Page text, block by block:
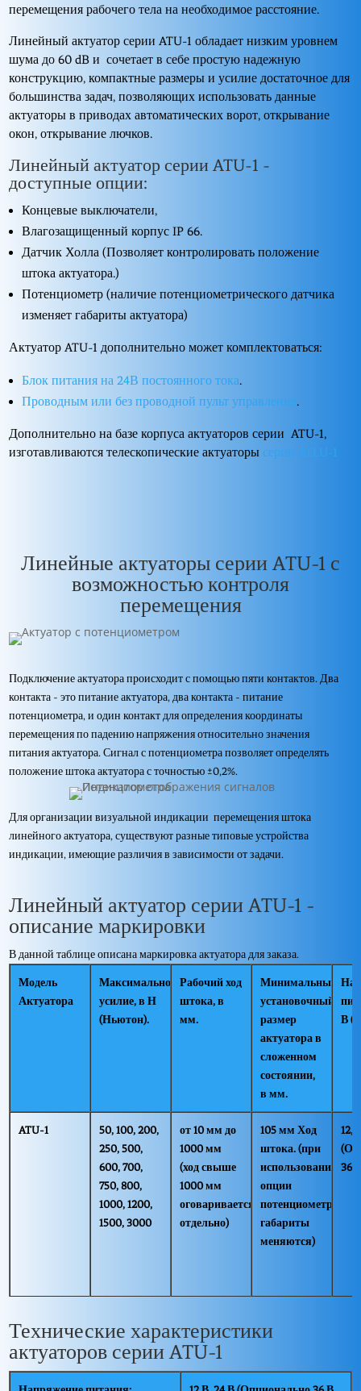
перемещения рабочего тела на необходимое расстояние.
Линейный актуатор серии ATU-1 обладает низким уровнем
шума до 60 dB и сочетает в себе простую надежную
конструкцию, компактные размеры и усилие достаточное для
большинства задач, позволяющих использовать данные
актуаторы в приводах автоматических ворот, открывание
окон, открывание лючков.
Линейный актуатор серии ATU-1 -
доступные опции:
Концевые выключатели,
Влагозащищенный корпус IP 66.
Датчик Холла (Позволяет контролировать положение
штока актуатора.)
Потенциометр (наличие потенциометрического датчика
изменяет габариты актуатора)
Актуатор ATU-1 дополнительно может комплектоваться:
Блок питания на 24В постоянного тока.
Проводным или без проводной пульт управления.
Дополнительно на базе корпуса актуаторов серии ATU-1,
изготавливаются телескопические актуаторы серии ATLU-1
Линейные актуаторы серии ATU-1 с
возможностью контроля
перемещения
Подключение актуатора происходит с помощью пяти контактов. Два
контакта - это питание актуатора, два контакта - питание
потенциометра, и один контакт для определения координаты
перемещения по падению напряжения относительно значения
питания актуатора. Сигнал с потенциометра позволяет определять
положение штока актуатора с точностью ±0,2%.
Для организации визуальной индикации перемещения штока
линейного актуатора, существуют разные типовые устройства
индикации, имеющие различия в зависимости от задачи.
Линейный актуатор серии ATU-1 -
описание маркировки
В данной таблице описана маркировка актуатора для заказа.
Модель
Актуатора
Максимально
усилие, в Н
(Ньютон).
Рабочий ход
штока, в
мм.
Минимальный
установочный
размер
актуатора в
сложенном
состоянии,
в мм.
В
ATU-1
50, 100, 200,
250, 500,
600, 700,
750, 800,
1000, 1200,
1500, 3000
от 10 мм до
1000 мм
(ход свыше
1000 мм
оговаривается
отдельно)
105 мм Ход
штока. (при
использовании
опции
потенциометра,
габариты
меняются)
12,
36,
Технические характеристики
актуаторов серии ATU-1